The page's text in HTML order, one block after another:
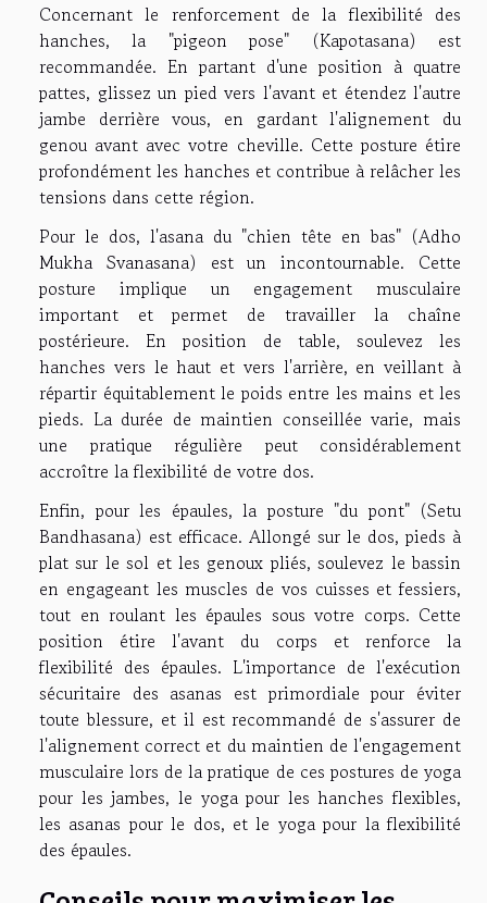
Concernant le renforcement de la flexibilité des
hanches, la "pigeon pose" (Kapotasana) est
recommandée. En partant d'une position à quatre
pattes, glissez un pied vers l'avant et étendez l'autre
jambe derrière vous, en gardant l'alignement du
genou avant avec votre cheville. Cette posture étire
profondément les hanches et contribue à relâcher les
tensions dans cette région.
Pour le dos, l'asana du "chien tête en bas" (Adho
Mukha Svanasana) est un incontournable. Cette
posture implique un engagement musculaire
important et permet de travailler la chaîne
postérieure. En position de table, soulevez les
hanches vers le haut et vers l'arrière, en veillant à
répartir équitablement le poids entre les mains et les
pieds. La durée de maintien conseillée varie, mais
une pratique régulière peut considérablement
accroître la flexibilité de votre dos.
Enfin, pour les épaules, la posture "du pont" (Setu
Bandhasana) est efficace. Allongé sur le dos, pieds à
plat sur le sol et les genoux pliés, soulevez le bassin
en engageant les muscles de vos cuisses et fessiers,
tout en roulant les épaules sous votre corps. Cette
position étire l'avant du corps et renforce la
flexibilité des épaules. L'importance de l'exécution
sécuritaire des asanas est primordiale pour éviter
toute blessure, et il est recommandé de s'assurer de
l'alignement correct et du maintien de l'engagement
musculaire lors de la pratique de ces postures de yoga
pour les jambes, le yoga pour les hanches flexibles,
les asanas pour le dos, et le yoga pour la flexibilité
des épaules.